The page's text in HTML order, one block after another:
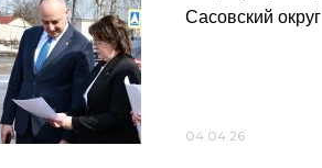
Сасовский округ
04.04.26